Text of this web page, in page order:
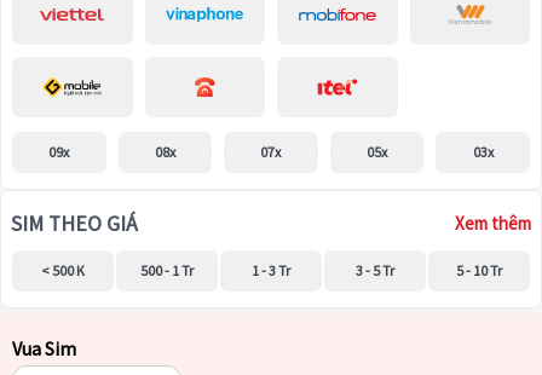
09x 08x 07x 05x 03x
SIM THEO GIÁ Xem thêm
< 500 K 500 - 1 Tr 1 - 3 Tr 3 - 5 Tr 5 - 10 Tr
Vua Sim